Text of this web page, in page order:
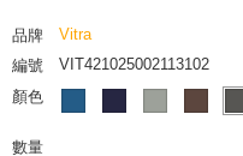
品牌
Vitra
編號
VIT421025002113102
顏色
數量